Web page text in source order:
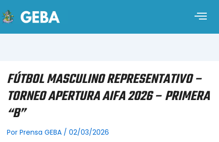
FÚTBOL MASCULINO REPRESENTATIVO –
TORNEO APERTURA AIFA 2026 – PRIMERA
“B”
Por Prensa GEBA / 02/03/2026